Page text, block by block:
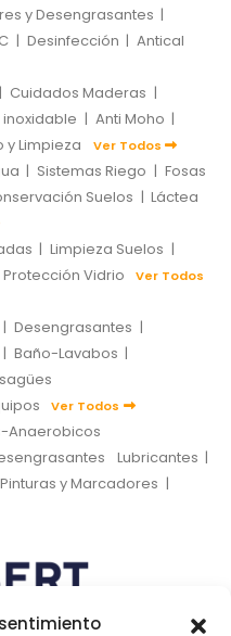
y Desengrasantes |
| Desinfección | Antical
| Cuidados Maderas |
| Anti Moho |
y Limpieza Ver Todos
| Sistemas Riego | Fosas
Suelos | Láctea
| Limpieza Suelos |
Protección Vidrio Ver Todos
| Desengrasantes |
| Baño-Lavabos |
Ver Todos
Anaerobicos
Lubricantes |
Pinturas y Marcadores |